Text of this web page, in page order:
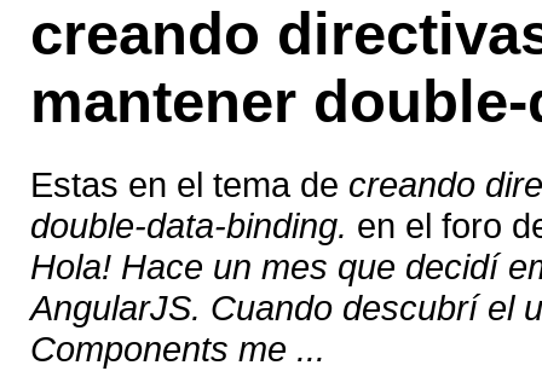
creando
mantener
Estas en el tema de creando
double-data-binding. en el foro
Hola! Hace un mes que decidí
AngularJS. Cuando descubrí el
Components me ...